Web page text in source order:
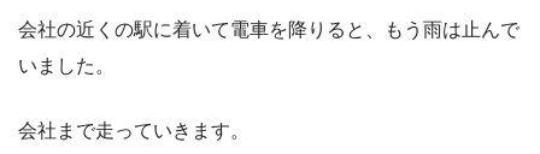
会社の近くの駅に着いて電車を降りると、もう雨は止んで
いました。
会社まで走っていきます。